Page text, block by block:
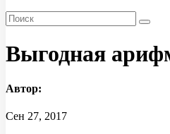
Выгодная
Автор:
Сен 27, 2017